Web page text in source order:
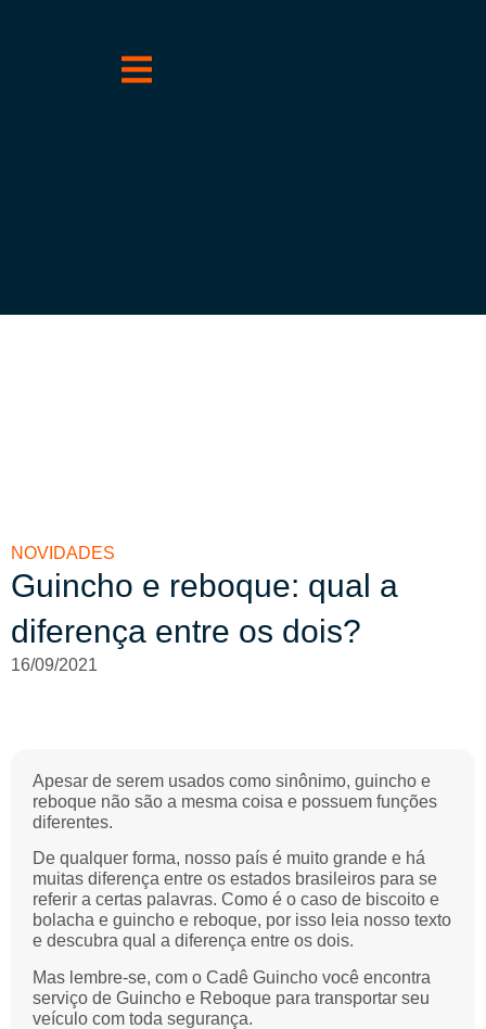
NOVIDADES
Guincho e reboque: qual a
diferença entre os dois?
16/09/2021
Apesar de serem usados como sinônimo, guincho e
reboque não são a mesma coisa e possuem funções
diferentes.
De qualquer forma, nosso país é muito grande e há
muitas diferença entre os estados brasileiros para se
referir a certas palavras. Como é o caso de biscoito e
bolacha e guincho e reboque, por isso leia nosso texto
e descubra qual a diferença entre os dois.
Mas lembre-se, com o Cadê Guincho você encontra
serviço de Guincho e Reboque para transportar seu
veículo com toda segurança.